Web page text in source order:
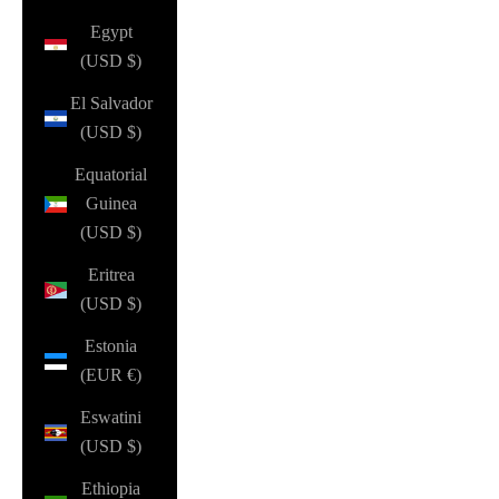
Egypt
(USD $)
El Salvador
(USD $)
Equatorial
Guinea
(USD $)
Eritrea
(USD $)
Estonia
(EUR €)
Eswatini
(USD $)
Ethiopia